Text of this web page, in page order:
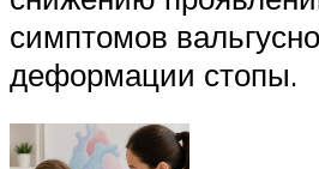
симптомов
деформации стопы.